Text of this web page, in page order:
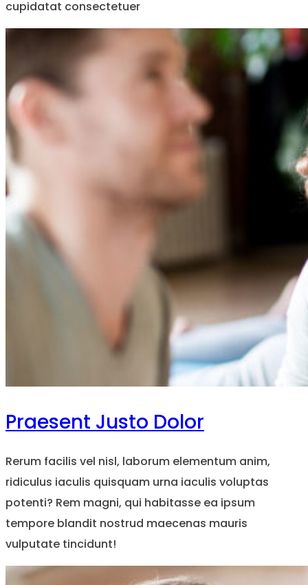
cupidatat consectetuer
Praesent Justo Dolor
Rerum facilis vel nisl, laborum elementum anim,
ridiculus iaculis quisquam urna iaculis voluptas
potenti? Rem magni, qui habitasse ea ipsum
tempore blandit nostrud maecenas mauris
vulputate tincidunt!